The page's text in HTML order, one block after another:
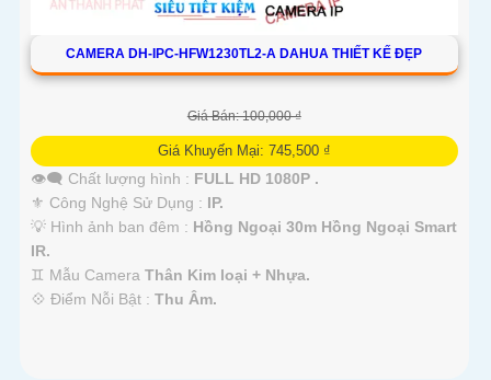
CAMERA DH-IPC-HFW1230TL2-A DAHUA THIẾT KẾ ĐẸP
Giá Bán: 100,000 ₫
Giá Khuyến Mại: 745,500 ₫
👁️‍🗨 Chất lượng hình : FULL HD 1080P .
⚜️ Công Nghệ Sử Dụng : IP.
💡 Hình ảnh ban đêm : Hồng Ngoại 30m Hồng Ngoại Smart
IR.
♊ Mẫu Camera Thân Kim loại + Nhựa.
️💠 Điểm Nỗi Bật : Thu Âm.